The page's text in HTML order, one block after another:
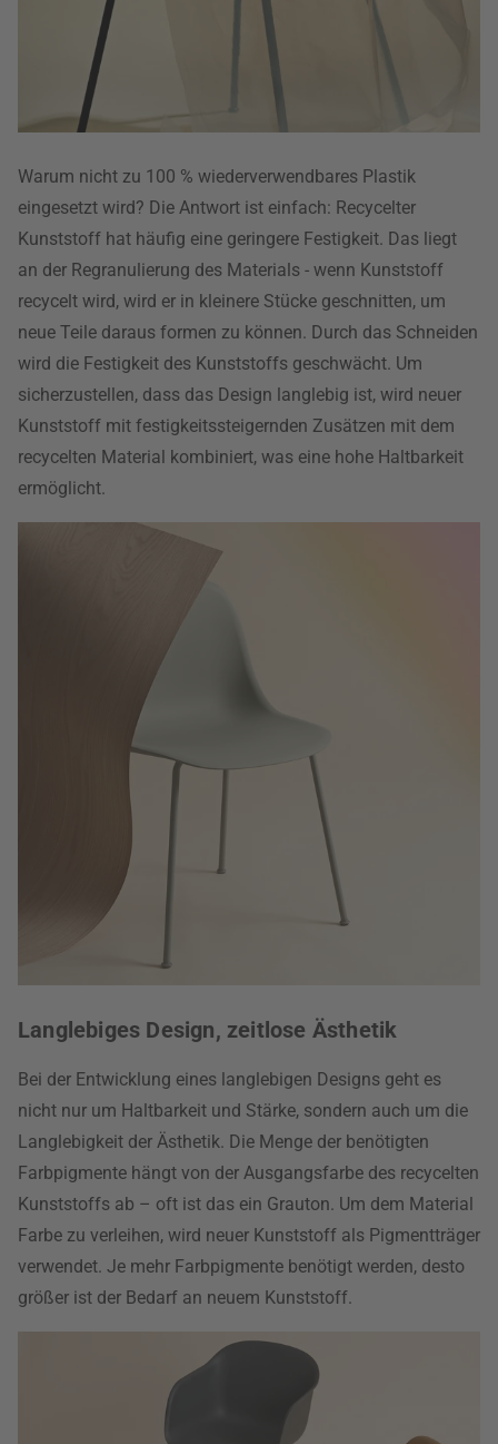
Warum nicht zu 100 % wiederverwendbares Plastik
eingesetzt wird? Die Antwort ist einfach: Recycelter
Kunststoff hat häufig eine geringere Festigkeit. Das liegt
an der Regranulierung des Materials - wenn Kunststoff
recycelt wird, wird er in kleinere Stücke geschnitten, um
neue Teile daraus formen zu können. Durch das Schneiden
wird die Festigkeit des Kunststoffs geschwächt. Um
sicherzustellen, dass das Design langlebig ist, wird neuer
Kunststoff mit festigkeitssteigernden Zusätzen mit dem
recycelten Material kombiniert, was eine hohe Haltbarkeit
ermöglicht.
Langlebiges Design, zeitlose Ästhetik
Bei der Entwicklung eines langlebigen Designs geht es
nicht nur um Haltbarkeit und Stärke, sondern auch um die
Langlebigkeit der Ästhetik. Die Menge der benötigten
Farbpigmente hängt von der Ausgangsfarbe des recycelten
Kunststoffs ab – oft ist das ein Grauton. Um dem Material
Farbe zu verleihen, wird neuer Kunststoff als Pigmentträger
verwendet. Je mehr Farbpigmente benötigt werden, desto
größer ist der Bedarf an neuem Kunststoff.